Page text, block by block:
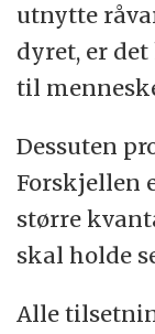
utnytte
dyret, er
til
Dessuten
Forskjellen
større
skal holde
Alle